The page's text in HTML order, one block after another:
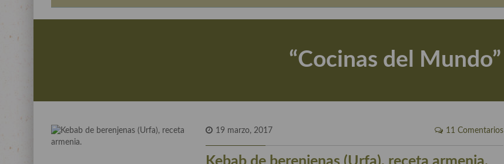
“Cocinas del Mundo”
19 marzo, 2017 11 Comentarios